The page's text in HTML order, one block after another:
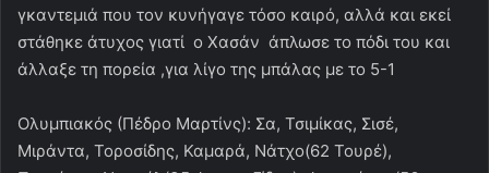
γκαντεμιά που τον κυνήγαγε τόσο καιρό, αλλά και εκεί
στάθηκε άτυχος γιατί ο Χασάν άπλωσε το πόδι του και
άλλαξε τη πορεία ,για λίγο της μπάλας με το 5-1
Ολυμπιακός (Πέδρο Μαρτίνς): Σα, Τσιμίκας, Σισέ,
Μιράντα, Τοροσίδης, Καμαρά, Νάτχο(62 Τουρέ),